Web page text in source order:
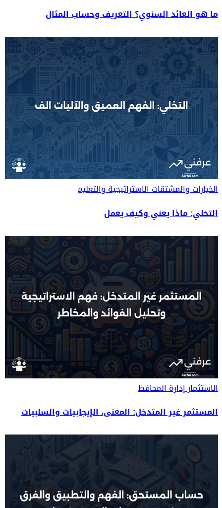
ما هو العائد السنوي؟ التعريف وحساب المثال
الخيارات والمشتقاتالاستراتيجية والتعليم
التخلي: ماذا يعني وكيف يعمل
الاستثمارإدارة المحافظ
المستثمر غير المتدخل: المعنى، الإيجابيات والسلبيات